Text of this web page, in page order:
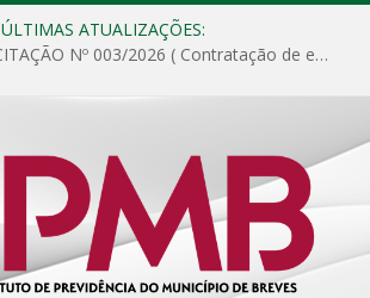
ÚLTIMAS ATUALIZAÇÕES:
DISPENSA DE LICITAÇÃO Nº 003/2026 ( Contratação de empresa para fornecimento de gêneros alimentícios não perecíveis, materiais de expediente, descartáveis, copa e cozinha, para análise e posterior publicação.)